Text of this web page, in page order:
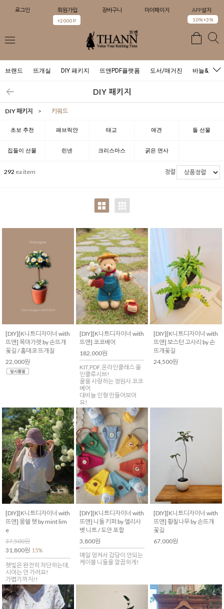
로그인 회원가입
+2000 P
장바구니 마이페이지 APP설치
10%+3%
브랜드 뜨개실 DIY 패키지 뜨앤PDF플랫폼 도서/매거진 바늘&도구
DIY 패키지
DIY 패키지 > 키워드
초보 추천 패브릭얀 태교 애견 돌 선물
집들이 선물 린넨 크리스마스 굵은 면사
292 ea item 정렬
[DIY][K니트디자이너 with
뜨앤] 목마가렛 by 손뜨개
꽃길 / 홈데코 뜨개질
22,000원
[DIY][K니트디자이너 with
뜨앤] 코코베어
182,000원
KIT,PDF,온라인클래스 올
인클루시브!
꿀을 사랑하는 정원사 코코
베어
대바늘 인형 만들어보아
요!
[DIY][K니트디자이너 with
뜨앤] 보스턴 고사리 by 손
뜨개꽃길
24,500원
[DIY][K니트디자이너 with
뜨앤] 몽쉘 햇 by mint lim
e
37,500원
31,800원 15%
햇빛은 완전히 차단하는데,
시야는 안 가려요!
가볍기까지!!
[DIY][K니트디자이너 with
뜨앤] 니들 키퍼 by 엘리사
벳 니트 / 도안 포함
3,800원
매일 엉켜서 감당이 안되는
케이블 니들을 깔끔하게!
[DIY][K니트디자이너 with
뜨앤] 황칠나무 by 손뜨개
꽃길
67,000원